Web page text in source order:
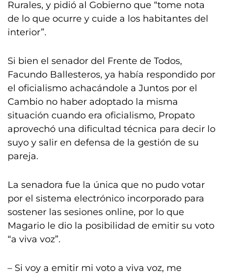
Rurales, y pidió al Gobierno que “tome nota
de lo que ocurre y cuide a los habitantes del
interior”.
Si bien el senador del Frente de Todos,
Facundo Ballesteros, ya había respondido por
el oficialismo achacándole a Juntos por el
Cambio no haber adoptado la misma
situación cuando era oficialismo, Propato
aprovechó una dificultad técnica para decir lo
suyo y salir en defensa de la gestión de su
pareja.
La senadora fue la única que no pudo votar
por el sistema electrónico incorporado para
sostener las sesiones online, por lo que
Magario le dio la posibilidad de emitir su voto
“a viva voz”.
– Si voy a emitir mi voto a viva voz, me